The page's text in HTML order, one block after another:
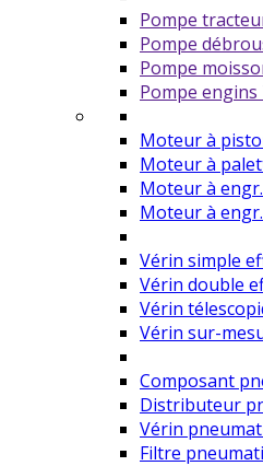
Pompe
Pompe
Pompe
Pompe engins
Moteur à
Moteur à
Moteur à
Moteur à
Vérin simple
Vérin double
Vérin
Vérin sur-
Composant
Distributeur
Vérin
Filtre